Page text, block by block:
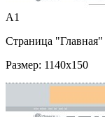
A1
Страница "Главная"
Размер: 1140x150